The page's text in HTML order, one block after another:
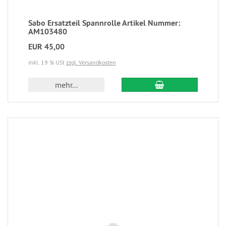
Sabo Ersatzteil Spannrolle Artikel Nummer:
AM103480
EUR 45,00
inkl. 19 % USt zzgl. Versandkosten
mehr...